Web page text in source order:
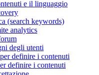
e il linguaggio
(search keywords)
analytics
degli utenti
definire i contenuti
definire i contenuti